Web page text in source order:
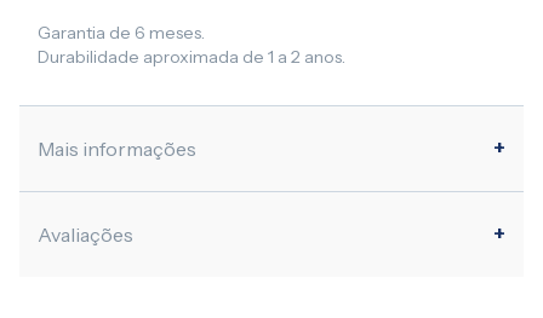
Garantia de 6 meses.
Durabilidade aproximada de 1 a 2 anos.
Mais informações
Avaliações